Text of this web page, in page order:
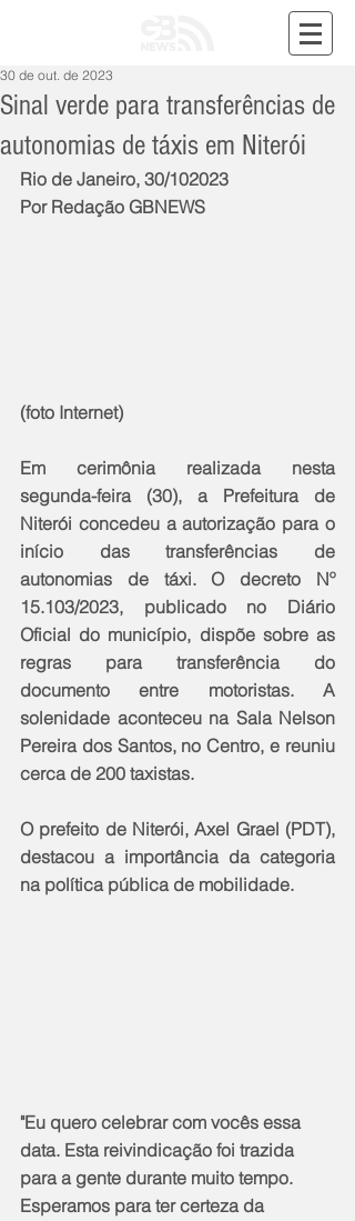
Sinal verde para transferências de
autonomias de táxis em Niterói
30 de out. de 2023
Rio de Janeiro, 30/102023
Por Redação GBNEWS
(foto Internet)
Em cerimônia realizada nesta
segunda-feira (30), a Prefeitura de
Niterói concedeu a autorização para o
início das transferências de
autonomias de táxi. O decreto Nº
15.103/2023, publicado no Diário
Oficial do município, dispõe sobre as
regras para transferência do
documento entre motoristas. A
solenidade aconteceu na Sala Nelson
Pereira dos Santos, no Centro, e reuniu
cerca de 200 taxistas.
O prefeito de Niterói, Axel Grael (PDT),
destacou a importância da categoria
na política pública de mobilidade.
"Eu quero celebrar com vocês essa
data. Esta reivindicação foi trazida
para a gente durante muito tempo.
Esperamos para ter certeza da